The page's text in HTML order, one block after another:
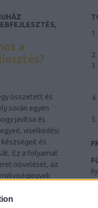
a
összetett és
során egyén
javítsa és
viselkedési
és
Ez a folyamat
növelését, az
vagy